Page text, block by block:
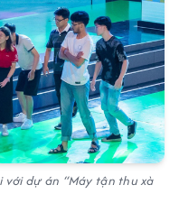
với dự án “Máy tận thu xà